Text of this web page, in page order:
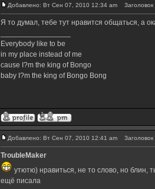
Добавлено: Вт Сен 07, 2010 12:34 am
Я то думал, тебе тут нравится общаться, а
Everybody like to be
in my place instead of me
cause I?m the king of Bongo
baby I?m the king of Bongo Bong
Добавлено: Вт Сен 07, 2010 12:41 am
TroubleMaker
утютю) нравиться, не то слово, но блин,
ещё писала